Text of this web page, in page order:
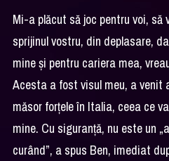
Mi-a plăcut să joc pentru voi,
sprijinul vostru, din deplasare,
mine și pentru cariera mea,
Acesta a fost visul meu, a
măsor forțele în Italia, ceea ce
mine. Cu siguranță, nu este un
curând”, a spus Ben, imediat